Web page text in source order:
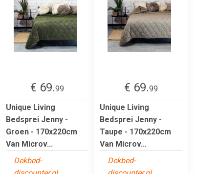
€ 69.99
Unique Living
Bedsprei Jenny -
Groen - 170x220cm
Van Microv...
Dekbed-
€ 69.99
Unique Living
Bedsprei Jenny -
Taupe - 170x220cm
Van Microv...
Dekbed-